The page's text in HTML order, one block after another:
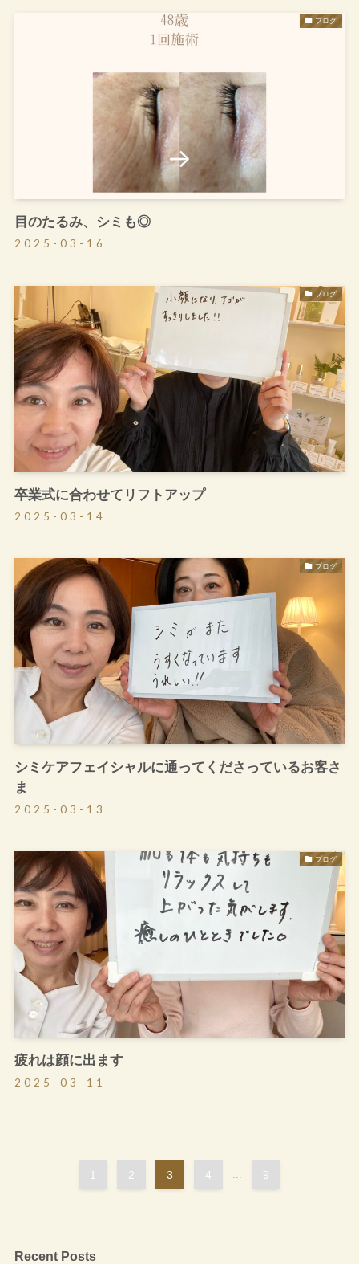
ブログ
目のたるみ、シミも◎
2025-03-16
ブログ
卒業式に合わせてリフトアップ
2025-03-14
ブログ
シミケアフェイシャルに通ってくださっているお客さ
ま
2025-03-13
ブログ
疲れは顔に出ます
2025-03-11
1 2 3 4 ... 9
Recent Posts